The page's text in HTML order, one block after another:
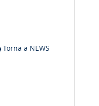
Torna a NEWS